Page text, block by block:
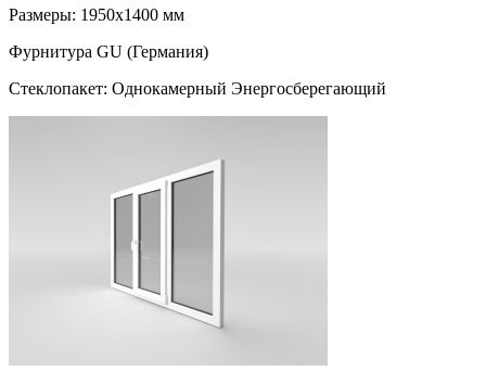
Размеры: 1950x1400 мм
Фурнитура GU (Германия)
Стеклопакет: Однокамерный Энергосберегающий